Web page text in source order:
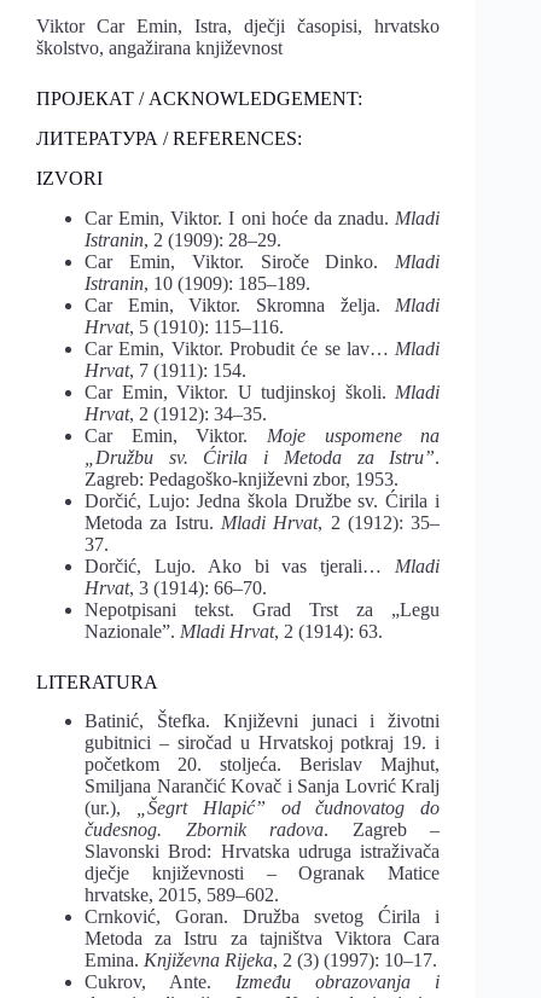
Viktor Car Emin, Istra, dječji časopisi, hrvatsko
školstvo, angažirana književnost
ПРОЈЕКАТ / ACKNOWLEDGEMENT:
ЛИТЕРАТУРА / REFERENCES:
IZVORI
Car Emin, Viktor. I oni hoće da znadu. Mladi
Istranin, 2 (1909): 28–29.
Car Emin, Viktor. Siroče Dinko. Mladi
Istranin, 10 (1909): 185–189.
Car Emin, Viktor. Skromna želja. Mladi
Hrvat, 5 (1910): 115–116.
Car Emin, Viktor. Probudit će se lav… Mladi
Hrvat, 7 (1911): 154.
Car Emin, Viktor. U tudjinskoj školi. Mladi
Hrvat, 2 (1912): 34–35.
Car Emin, Viktor. Moje uspomene na
„Družbu sv. Ćirila i Metoda za Istru”.
Zagreb: Pedagoško-književni zbor, 1953.
Dorčić, Lujo: Jedna škola Družbe sv. Ćirila i
Metoda za Istru. Mladi Hrvat, 2 (1912): 35–
37.
Dorčić, Lujo. Ako bi vas tjerali… Mladi
Hrvat, 3 (1914): 66–70.
Nepotpisani tekst. Grad Trst za „Legu
Nazionale”. Mladi Hrvat, 2 (1914): 63.
LITERATURA
Batinić, Štefka. Književni junaci i životni
gubitnici ‒ siročad u Hrvatskoj potkraj 19. i
početkom 20. stoljeća. Berislav Majhut,
Smiljana Narančić Kovač i Sanja Lovrić Kralj
(ur.),
„Šegrt Hlapić” od čudnovatog do
čudesnog. Zbornik radova. Zagreb –
Slavonski Brod: Hrvatska udruga istraživača
dječje književnosti – Ogranak Matice
hrvatske, 2015, 589–602.
Crnković, Goran. Družba svetog Ćirila i
Metoda za Istru za tajništva Viktora Cara
Emina. Književna Rijeka, 2 (3) (1997): 10–17.
Cukrov, Ante. Između obrazovanja i